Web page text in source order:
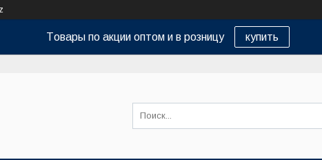
Tовары по акции оптом и в розницу купить